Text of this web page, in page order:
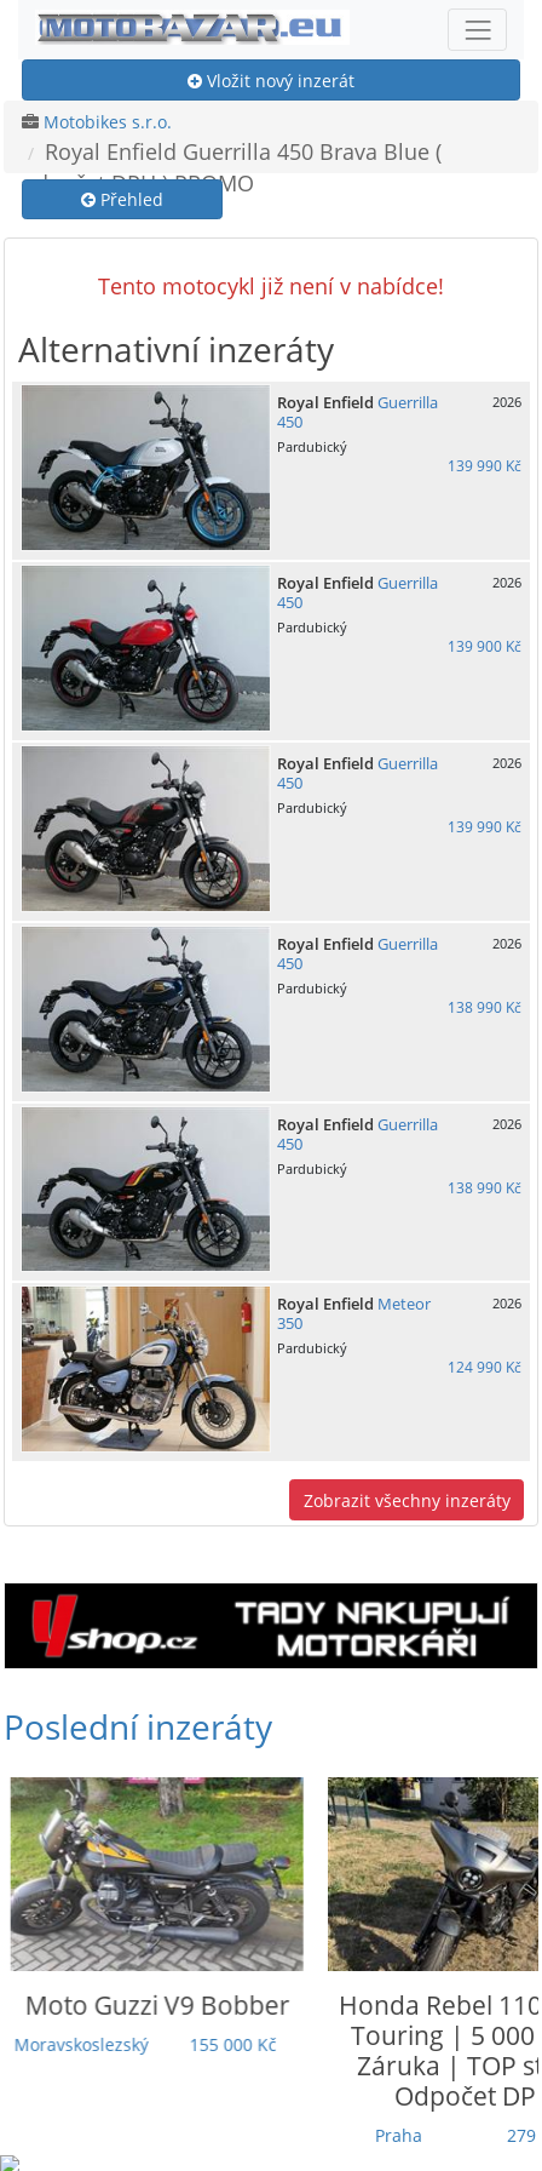
Vložit nový inzerát
Motobikes s.r.o.
Royal Enfield Guerrilla 450 Brava Blue (
odpočet DPH ) PROMO
Přehled
Tento motocykl již není v nabídce!
Alternativní inzeráty
Royal Enfield Guerrilla
450
2026
Pardubický
139 990 Kč
Royal Enfield Guerrilla
450
2026
Pardubický
139 900 Kč
Royal Enfield Guerrilla
450
2026
Pardubický
139 990 Kč
Royal Enfield Guerrilla
450
2026
Pardubický
138 990 Kč
Royal Enfield Guerrilla
450
2026
Pardubický
138 990 Kč
Royal Enfield Meteor
350
2026
Pardubický
124 990 Kč
Zobrazit všechny inzeráty
Poslední inzeráty
Moto GuzziV9 Bobber
Moravskoslezský 155 000 Kč
Honda Rebel
Touring | 5
Záruka | TOP
Odpočet
Praha 279